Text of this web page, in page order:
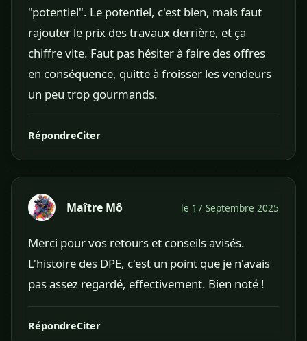
"potentiel". Le potentiel, c'est bien, mais faut
rajouter le prix des travaux derrière, et ça
chiffre vite. Faut pas hésiter à faire des offres
en conséquence, quitte à froisser les vendeurs
un peu trop gourmands.
RépondreCiter
Maître Mô le 17 Septembre 2025
Merci pour vos retours et conseils avisés.
L'histoire des DPE, c'est un point que je n'avais
pas assez regardé, effectivement. Bien noté !
RépondreCiter